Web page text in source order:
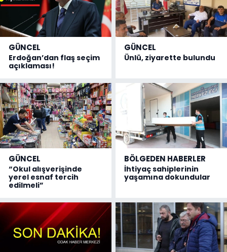
GÜNCEL
Erdoğan’dan flaş seçim
açıklaması!
GÜNCEL
Ünlü, ziyarette bulundu
GÜNCEL
“Okul alışverişinde
yerel esnaf tercih
edilmeli”
BÖLGEDEN HABERLER
İhtiyaç sahiplerinin
yaşamına dokundular